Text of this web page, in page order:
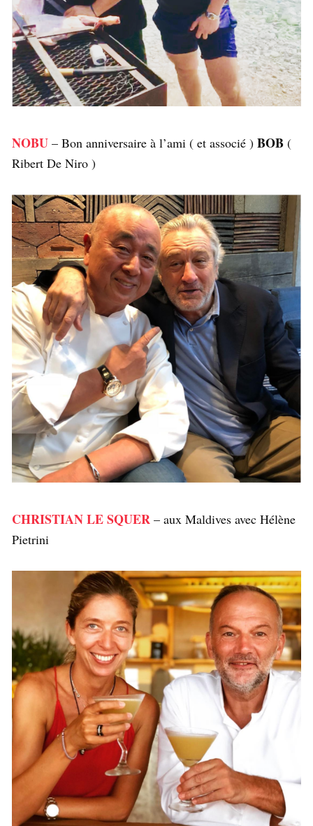
NOBU – Bon anniversaire à l’ami ( et associé ) BOB (
Ribert De Niro )
CHRISTIAN LE SQUER – aux Maldives avec Hélène
Pietrini